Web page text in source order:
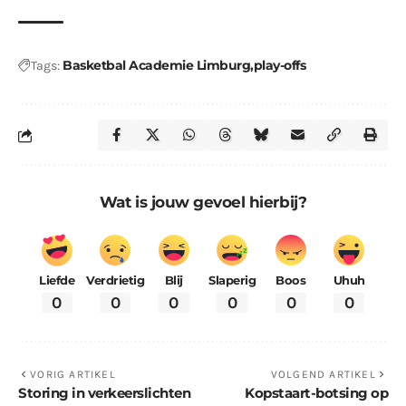
Tags: Basketbal Academie Limburgplay-offs
Wat is jouw gevoel hierbij?
Liefde
0
Verdrietig
0
Blij
0
Slaperig
0
Boos
0
Uhuh
0
VORIG ARTIKEL
Storing in verkeerslichten
VOLGEND ARTIKEL
Kopstaart-botsing op